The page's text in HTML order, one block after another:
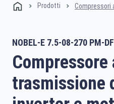
Prodotti Compressori
NOBEL-E 7.5-08-270 PM-
Compressore
trasmissione